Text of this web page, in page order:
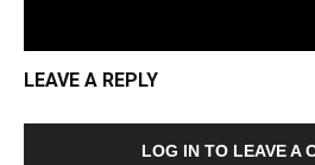
LEAVE A REPLY
LOG IN TO LEAVE A